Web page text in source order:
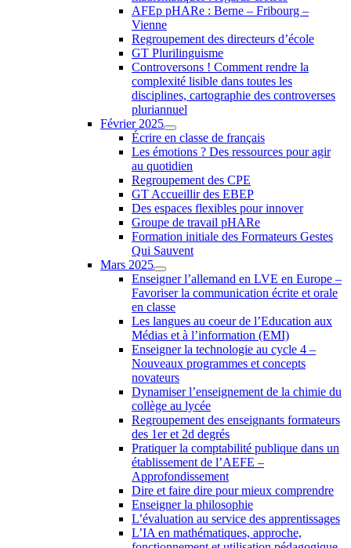
AFEp pHARe : Berne – Fribourg –
Vienne
Regroupement des directeurs d’école
GT Plurilinguisme
Controversons ! Comment rendre la
complexité lisible dans toutes les
disciplines, cartographie des controverses
pluriannuel
Février 2025
Écrire en classe de français
Les émotions ? Des ressources pour agir
au quotidien
Regroupement des CPE
GT Accueillir des EBEP
Des espaces flexibles pour innover
Groupe de travail pHARe
Formation initiale des Formateurs Gestes
Qui Sauvent
Mars 2025
Enseigner l’allemand en LVE en Europe –
Favoriser la communication écrite et orale
en classe
Les langues au coeur de l’Education aux
Médias et à l’information (EMI)
Enseigner la technologie au cycle 4 –
Nouveaux programmes et concepts
novateurs
Dynamiser l’enseignement de la chimie du
collège au lycée
Regroupement des enseignants formateurs
des 1er et 2d degrés
Pratiquer la comptabilité publique dans un
établissement de l’AEFE –
Approfondissement
Dire et faire dire pour mieux comprendre
Enseigner la philosophie
L’évaluation au service des apprentissages
L’IA en mathématiques, approche,